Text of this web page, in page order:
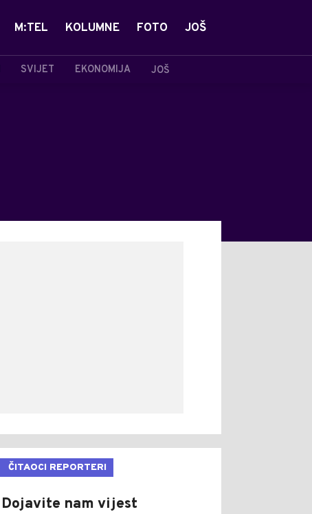
SVIJET EKONOMIJA JOŠ
M:TEL KOLUMNE FOTO JOŠ
ČITAOCI REPORTERI
Dojavite nam vijest